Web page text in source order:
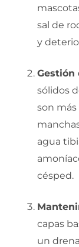
sal de
y
Gestión
sólidos
son
agua
césped.
capas
un